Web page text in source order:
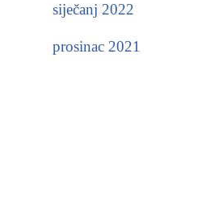
siječanj 2022
prosinac 2021